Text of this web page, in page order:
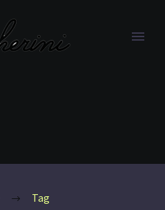
Tag